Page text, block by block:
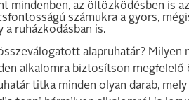
mindenben, az öltözködésben is
számukra a gyors,
a ruházkodásban is.
alapruhatár? Milyen
alkalomra biztosítson
titka minden olyan darab,